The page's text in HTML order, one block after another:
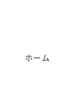
ホーム